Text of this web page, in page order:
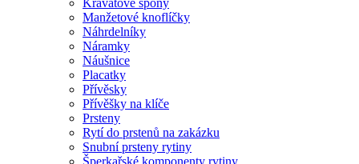
Kravatové spony
Manžetové knoflíčky
Náhrdelníky
Náramky
Náušnice
Placatky
Přívěsky
Přívěšky na klíče
Prsteny
Rytí do prstenů na zakázku
Snubní prsteny rytiny
Šperkařské komponenty rytiny